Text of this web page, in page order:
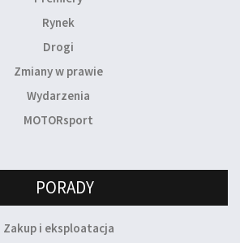
Rynek
Drogi
Zmiany w prawie
Wydarzenia
MOTORsport
PORADY
Zakup i eksploatacja